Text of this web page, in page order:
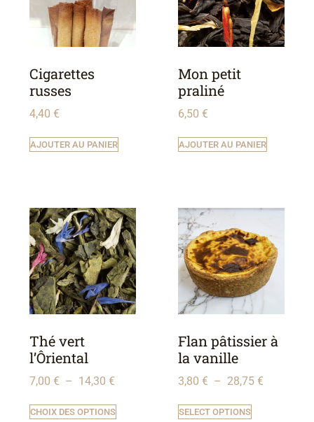
Cigarettes
russes
4,40€
AJOUTER AU PANIER
Mon petit
praliné
6,50 €
AJOUTER AU PANIER
Thé vert
l’Ôriental
7,00€ – 14,30€
CHOIX DES OPTIONS
Flan pâtissier à
la vanille
3,80 € – 28,75 €
SELECT OPTIONS